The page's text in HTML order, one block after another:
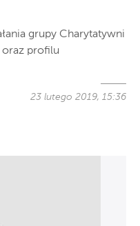
grupy Charytatywni
oraz profilu
23 lutego 2019, 15:36